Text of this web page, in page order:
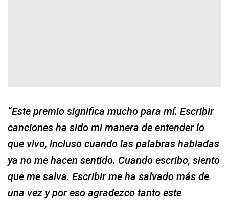
“Este premio significa mucho para mí. Escribir
canciones ha sido mi manera de entender lo
que vivo, incluso cuando las palabras habladas
ya no me hacen sentido. Cuando escribo, siento
que me salva. Escribir me ha salvado más de
una vez y por eso agradezco tanto este